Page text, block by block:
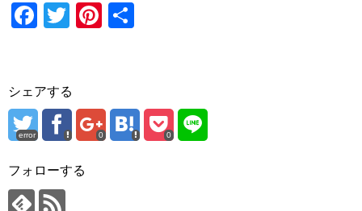
F
e
b
o
o
k
T
er
Pi
st
シェアする
error 0 0
フォローする